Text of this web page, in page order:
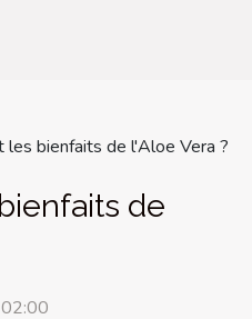
les bienfaits de l'Aloe Vera ?
de